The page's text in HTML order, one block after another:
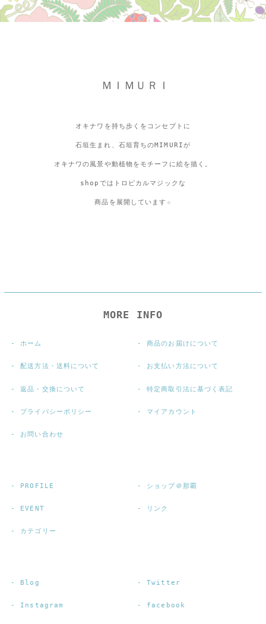
ＭＩＭＵＲＩ
オキナワを持ち歩くをコンセプトに
石垣生まれ、石垣育ちのMIMURIが
オキナワの風景や動植物をモチーフに絵を描く。
shopではトロピカルマジックな
商品を展開しています☆
MORE INFO
ホーム 商品のお届けについて
配送方法・送料について お支払い方法について
返品・交換について 特定商取引法に基づく表記
プライバシーポリシー マイアカウント
お問い合わせ
PROFILE ショップ＠那覇
EVENT リンク
カテゴリー
Blog Twitter
Instagram facebook